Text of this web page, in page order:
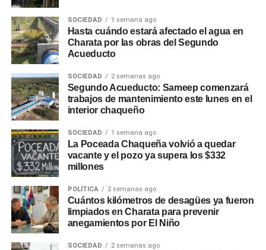
SOCIEDAD 1 semana ago
Hasta cuándo estará afectado el agua en
Charata por las obras del Segundo
Acueducto
SOCIEDAD 2 semanas ago
Segundo Acueducto: Sameep comenzará
trabajos de mantenimiento este lunes en el
interior chaqueño
SOCIEDAD 1 semana ago
La Poceada Chaqueña volvió a quedar
vacante y el pozo ya supera los $332
millones
POLÍTICA 2 semanas ago
Cuántos kilómetros de desagües ya fueron
limpiados en Charata para prevenir
anegamientos por El Niño
SOCIEDAD 2 semanas ago